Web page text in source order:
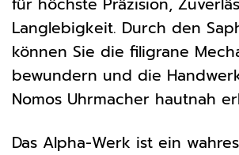
Langlebigkeit. Durch den
können Sie die filigrane
bewundern und die
Nomos Uhrmacher hautnah
Das Alpha-Werk ist ein